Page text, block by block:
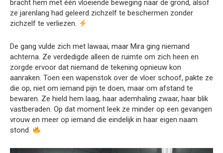
bracht hem met één vloeiende beweging naar de grond, alsof
ze jarenlang had geleerd zichzelf te beschermen zonder
zichzelf te verliezen.
De gang vulde zich met lawaai, maar Mira ging niemand
achterna. Ze verdedigde alleen de ruimte om zich heen en
zorgde ervoor dat niemand de tekening opnieuw kon
aanraken. Toen een wapenstok over de vloer schoof, pakte ze
die op, niet om iemand pijn te doen, maar om afstand te
bewaren. Ze hield hem laag, haar ademhaling zwaar, haar blik
vastberaden. Op dat moment leek ze minder op een gevangen
vrouw en meer op iemand die eindelijk in haar eigen naam
stond.